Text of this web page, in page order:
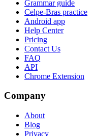
Grammar guide
Celpe-Bras practice
Android app
Help Center
Pricing
Contact Us
FAQ
API
Chrome Extension
Company
About
Blog
Privacy